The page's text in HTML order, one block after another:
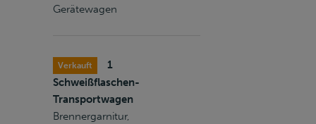
Gerätewagen
Verkauft
1
Schweißflaschen-
Transportwagen
Brennergarnitur,